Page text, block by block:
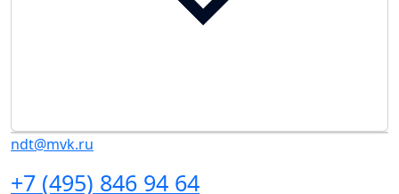
ndt@mvk.ru
+7 (495) 846 94 64